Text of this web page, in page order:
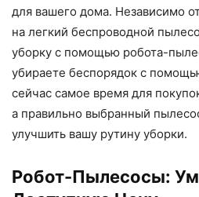
для вашего дома. Независимо
на легкий беспроводной
уборку с помощью робота-
убираете беспорядок с
сейчас самое время для
а правильно выбранный
улучшить вашу рутину уборки.
Робот-Пылесосы: